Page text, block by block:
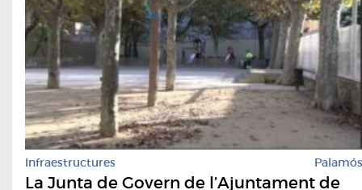
Infraestructures Palamós
La Junta de Govern de l’Ajuntament de